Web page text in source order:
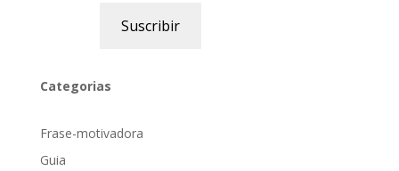
Suscribir
Categorias
Frase-motivadora
Guia